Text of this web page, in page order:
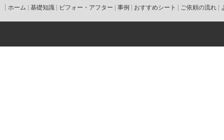
ホーム 基礎知識 ビフォー・アフター 事例 おすすめシート ご依頼の流れ